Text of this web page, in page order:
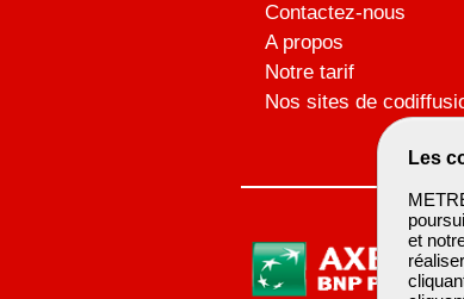
Les
et
Contactez-nous
A propos
Notre tarif
Nos sites de